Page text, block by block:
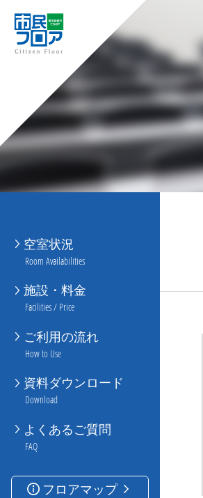
空室状況
Room Availabilities
施設・料金
Facilities / Price
ご利用の流れ
How to Use
資料ダウンロード
Download
よくあるご質問
FAQ
フロアマップ